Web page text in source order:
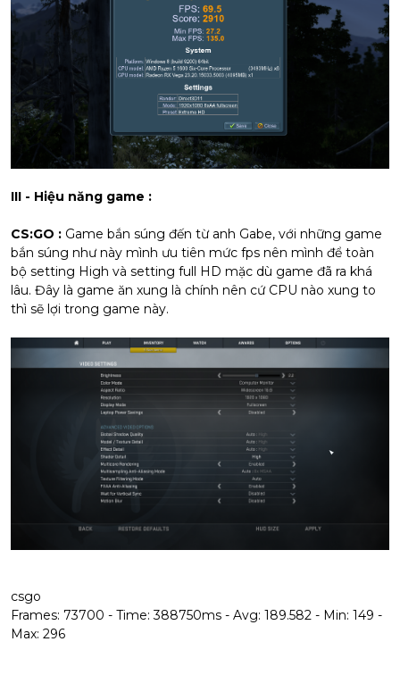
III - Hiệu năng game :
CS:GO : Game bắn súng đến từ anh Gabe, với những game
bắn súng như này mình ưu tiên mức fps nên mình để toàn
bộ setting High và setting full HD mặc dù game đã ra khá
lâu. Đây là game ăn xung là chính nên cứ CPU nào xung to
thì sẽ lợi trong game này.
csgo
Frames: 73700 - Time: 388750ms - Avg: 189.582 - Min: 149 -
Max: 296